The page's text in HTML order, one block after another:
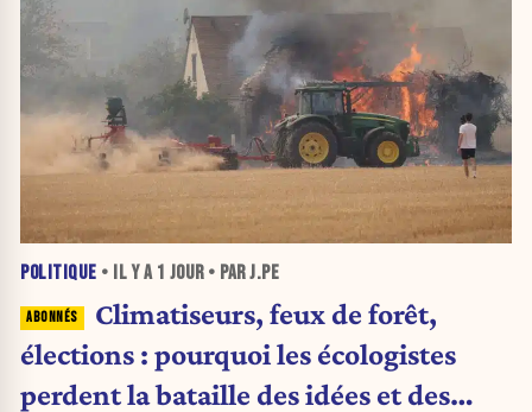
POLITIQUE • IL Y A 1 JOUR• PAR J.PE
Climatiseurs, feux de forêt,
élections : pourquoi les écologistes
perdent la bataille des idées et des